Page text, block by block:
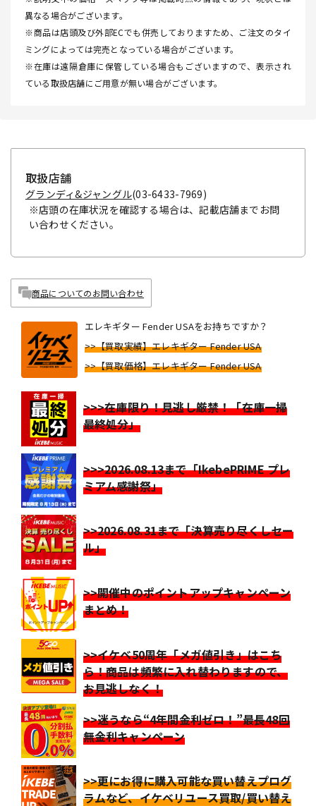
異なる場合がございます。
※商品は店頭及び外部ECでも併売しておりますため、ご注文のタイ
ミングによっては完売となっている場合がございます。
※在庫は遠隔倉庫に保管している場合もございますので、表示され
ている取扱店舗にご用意が無い場合がございます。
取扱店舗
グランディ&ジャングル(03-6433-7969)
※店頭の在庫状況を確認する場合は、記載店舗までお問
い合わせください。
商品についてのお問い合わせ
エレキギター Fender USAをお持ちですか？
>>【買取実績】エレキギター Fender USA
>>【買取価格】エレキギター Fender USA
>>>在庫限り！見逃し厳禁！「在庫一掃
最終処分」
>>>2026.08.13まで「IkebePRIME プレ
ミアム感謝祭」
>>2026.08.31まで「決算売り尽くしセー
ル」
>>開催中のポイントアップキャンペーン
まとめ！
>>イケベ50周年「メガ値引き」はこち
ら！商品は頻繁に入れ替わりますので、
お見逃しなく！
>>迷うなら“4年間金利ゼロ！”最長48回
無金利キャンペーン
>>更にお得に購入可能な買い替えプログ
ラムなど、イケベリユース買取/買い替え